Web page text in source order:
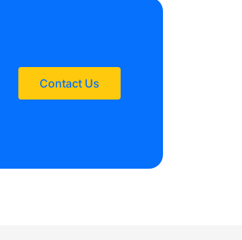
Contact Us